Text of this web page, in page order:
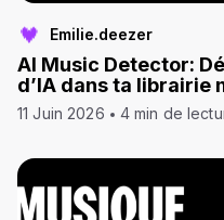
Emilie.deezer
AI Music Detector:
d’IA dans ta librairie
11 Juin 2026 4 min de